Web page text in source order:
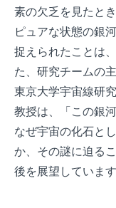
素の欠乏を見たと
ピュアな状態の銀
捉えられたことは
た、研究チームの
東京大学宇宙線研
教授は、「この銀
なぜ宇宙の化石と
か、その謎に迫る
後を展望しています